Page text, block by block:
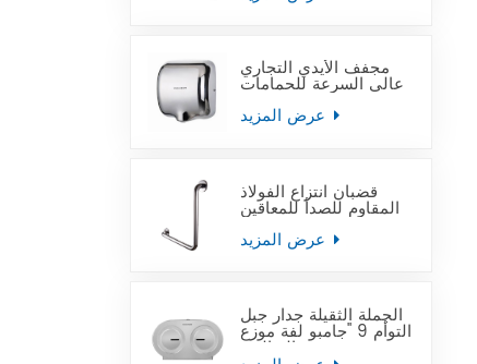
مجفف الأيدي التجاري
عالي السرعة للحمامات
قضبان انتزاع الفولاذ
المقاوم للصدأ للمعاقين
الجملة الثقيلة جدار جبل
التوأم 9 "جامبو لفة موزع
ورق التواليت